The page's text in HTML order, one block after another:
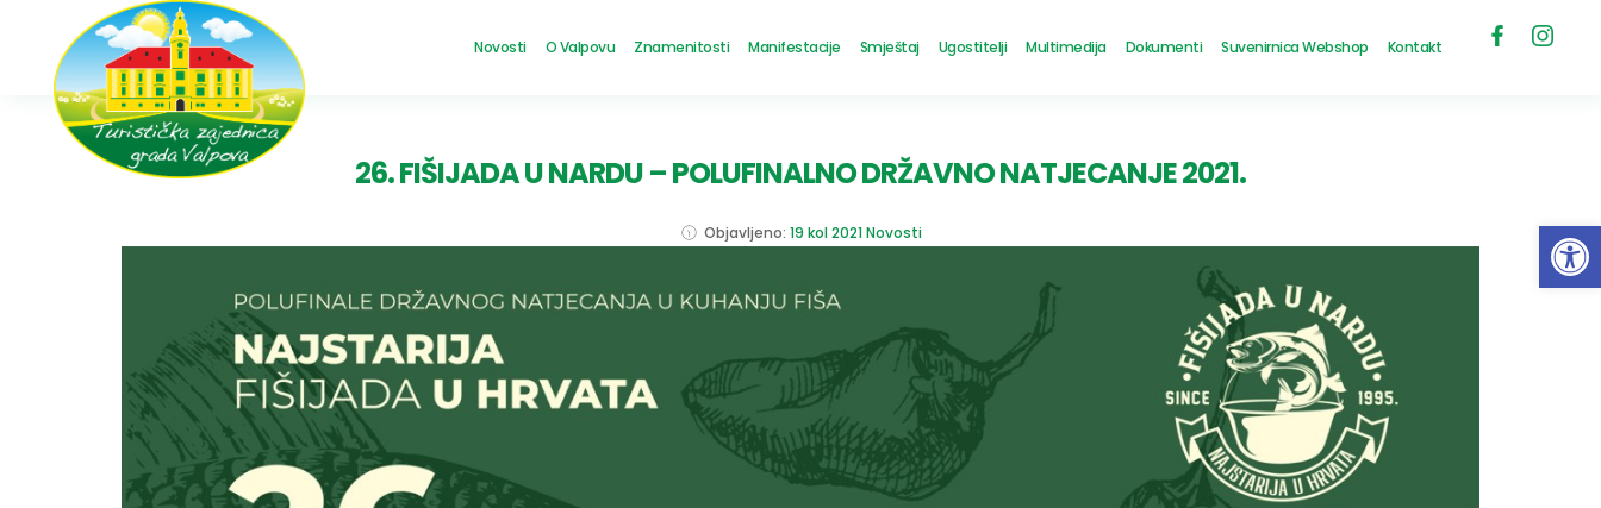
Novosti O Valpovu Znamenitosti Manifestacije Smještaj Ugostitelji Multimedija Dokumenti Suvenirnica Webshop Kontakt
26. FIŠIJADA U NARDU – POLUFINALNO DRŽAVNO NATJECANJE 2021.
Objavljeno: 19 kol 2021 Novosti